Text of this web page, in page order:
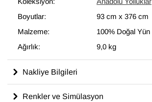
Boyutlar:
93 cm x 376 cm
Malzeme:
100% Doğal Yün
Ağırlık:
9,0 kg
Nakliye Bilgileri
Renkler ve Simülasyon